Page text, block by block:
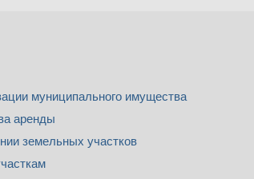
муниципального имущества
аренды
земельных участков